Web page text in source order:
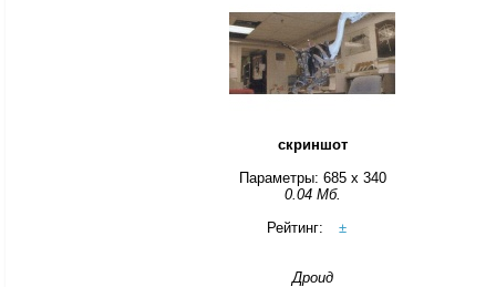
скриншот
Параметры: 685 x 340
0.04 Мб.
Рейтинг:
±
Дроид